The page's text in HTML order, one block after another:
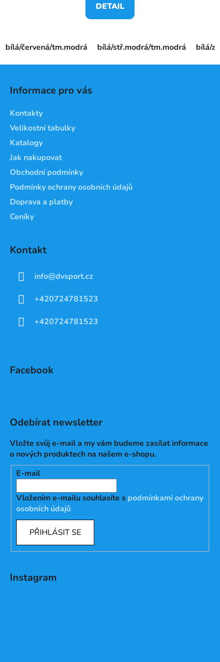
DETAIL
bílá/červená/tm.modrá bílá/stř.modrá/tm.modrá bílá/
Informace pro vás
Kontakty
Velikostní tabulky
Katalogy
Jak nakupovat
Obchodní podmínky
Podmínky ochrany osobních údajů
Doprava a platby
Ceníky
Kontakt
info@dvsport.cz
+420724781523
+420724781523
Facebook
Odebírat newsletter
Vložte svůj e-mail a my vám budeme zasílat informace
o nových produktech na našem e-shopu.
E-mail
Vložením e-mailu souhlasíte s podmínkami ochrany
osobních údajů
PŘIHLÁSIT SE
Instagram